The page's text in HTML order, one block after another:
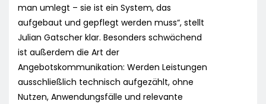
man umlegt – sie ist ein System, das
aufgebaut und gepflegt werden muss“, stellt
Julian Gatscher klar. Besonders schwächend
ist außerdem die Art der
Angebotskommunikation: Werden Leistungen
ausschließlich technisch aufgezählt, ohne
Nutzen, Anwendungsfälle und relevante